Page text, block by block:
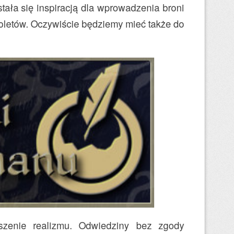
się inspiracją dla wprowadzenia broni
Oczywiście będziemy mieć także do
realizmu. Odwiedziny bez zgody